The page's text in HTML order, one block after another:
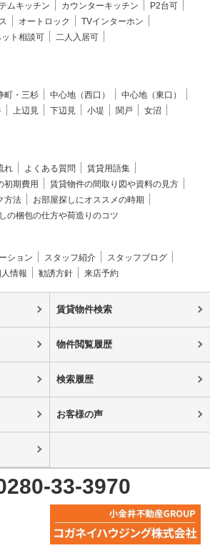
ムキッチン カウンターキッチン
P2台可
オートロック
TVインターホン
ット相談可
二人入居可
町・三杉 中心地（西口）
中心地（東口）
上辺見 下辺見 小堤 関戸
女沼
れ よくある質問
賃貸用語集
初期費用
賃貸物件の間取り図や資料の見方
方法
お部屋探しにオススメの時期
の梱包の仕方や荷造りのコツ
ション スタッフ紹介
スタッフブログ
人情報 勧誘方針 来店予約
賃貸物件検索
物件閲覧履歴
検索履歴
お客様の声
33-3970